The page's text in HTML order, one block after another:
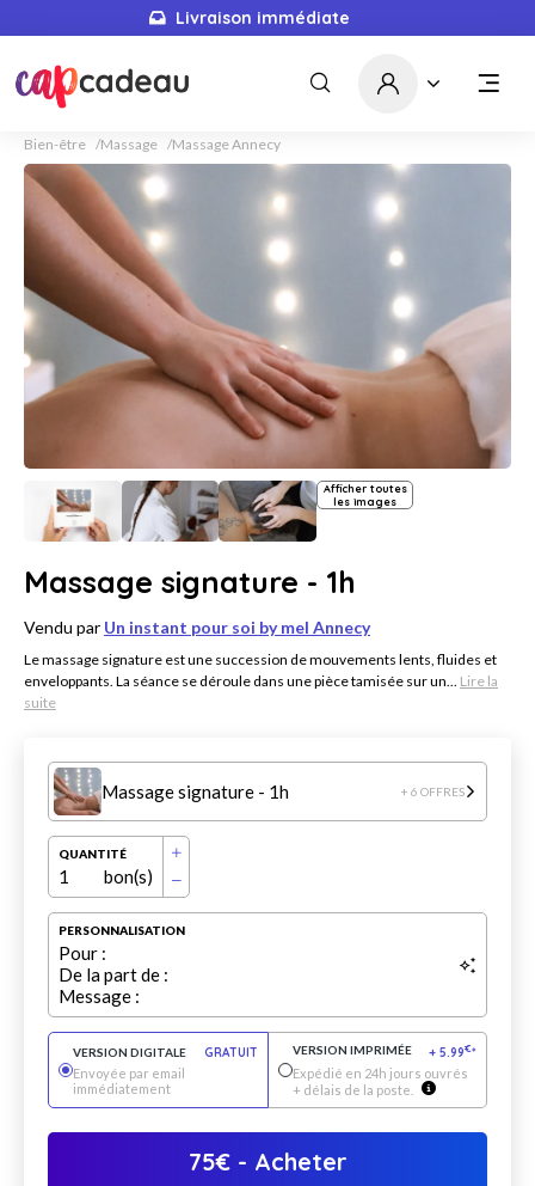
Livraison immédiate
Bien-être Massage Massage Annecy
Afficher toutes
les images
Massage signature - 1h
Vendu par Un instant pour soi by mel Annecy
Le massage signature est une succession de mouvements lents, fluides et
enveloppants. La séance se déroule dans une pièce tamisée sur un... Lire la
suite
Massage signature - 1h + 6 OFFRES
QUANTITÉ
1 bon(s)
PERSONNALISATION
Pour :
De la part de :
Message :
VERSION DIGITALE
GRATUIT
Envoyée par email
immédiatement
VERSION IMPRIMÉE + 5.99€*
Expédié en 24h jours ouvrés
+ délais de la poste.
75€- Acheter